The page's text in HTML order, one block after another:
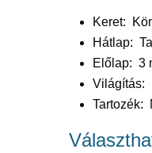
Keret:
Hátlap:
Előlap: 3
Világítás:
Tartozék: